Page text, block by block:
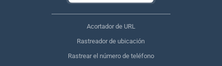
Acortador de URL
Rastreador de ubicación
Rastrear el número de teléfono